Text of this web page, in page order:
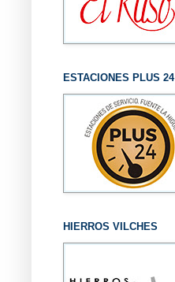
ESTACIONES PLUS 24
HIERROS VILCHES